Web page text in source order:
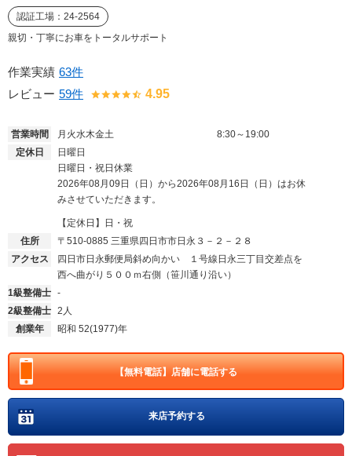
認証工場：24-2564
親切・丁寧にお車をトータルサポート
作業実績 63件
レビュー 59件 4.95
営業時間 月火水木金土
8:30～19:00
定休日
日曜日
日曜日・祝日休業
2026年08月09日（日）から2026年08月16日（日）はお休
みさせていただきます。
【定休日】日・祝
住所
〒510-0885 三重県四日市市日永３－２－２８
アクセス
四日市日永郵便局斜め向かい １号線日永三丁目交差点を
西へ曲がり５００ｍ右側（笹川通り沿い）
1級整備士 -
2級整備士 2人
創業年
昭和 52(1977)年
【無料電話】店舗に電話する
来店予約する